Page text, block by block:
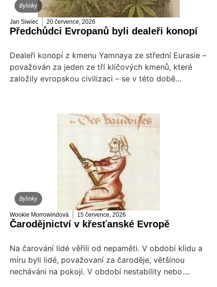
Bylinky
Jan Siwiec 20 července, 2026
Předchůdci Evropanů byli dealeři konopí
Dealeři konopí z kmenu Yamnaya ze střední Eurasie –
považován za jeden ze tří klíčových kmenů, které
založily evropskou civilizaci – se v této době...
Bylinky
Wookie Morrowindová 15 července, 2026
Čarodějnictví v křesťanské Evropě
Na čarování lidé věřili od nepaměti. V období klidu a
míru byli lidé, považovaní za čaroděje, většinou
necháváni na pokoji. V období nestability nebo....